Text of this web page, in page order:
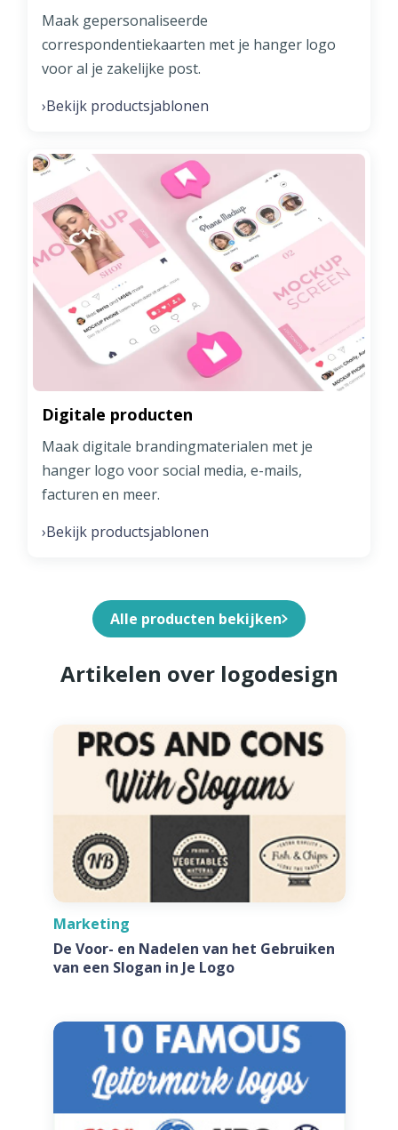
Maak gepersonaliseerde
correspondentiekaarten met je hanger logo
voor al je zakelijke post.
›Bekijk productsjablonen
Digitale producten
Maak digitale brandingmaterialen met je
hanger logo voor social media, e-mails,
facturen en meer.
›Bekijk productsjablonen
Alle producten bekijken
Artikelen over logodesign
Marketing
De Voor- en Nadelen van het Gebruiken
van een Slogan in Je Logo